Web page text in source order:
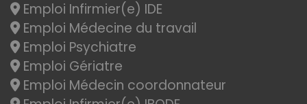
Emploi Infirmier(e) IDE
Emploi Médecine du travail
Emploi Psychiatre
Emploi Gériatre
Emploi Médecin coordonnateur